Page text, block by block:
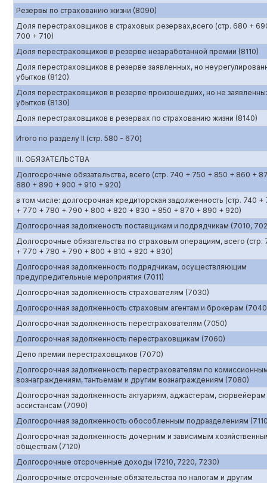
Резервы по страхованию жизни (8090)
Доля перестраховщиков в страховых резервах,всего (стр. 680 +
700 + 710)
Доля перестраховщиков в резерве незаработанной премии (8110)
Доля перестраховщиков в резерве заявленных, но
убытков (8120)
Доля перестраховщиков в резерве произошедших, но не
убытков (8130)
Доля перестраховщиков в резервах по страхованию жизни (8140)
Итого по разделу II (стр. 580 - 670)
III. ОБЯЗАТЕЛЬСТВА
Долгосрочные обязательства, всего (стр. 740 + 750 + 850 + 860 +
880 + 890 + 900 + 910 + 920)
в том числе: долгосрочная кредиторская задолженность (стр. 740 +
+ 770 + 780 + 790 + 800 + 820 + 830 + 850 + 870 + 890 + 920)
Долгосрочная задолженость поставщикам и подрядчикам (7010,
Долгосрочные обязательства по страховым операциям, всего (стр.
+ 770 + 780 + 790 + 800 + 810 + 820 + 830)
Долгосрочная задолженность подрядчикам, осуществляющим
предупредительные мероприятия (7011)
Долгосрочная задолженность страхователям (7030)
Долгосрочная задолженность страховым агентам и брокерам
Долгосрочная задолженность перестрахователям (7050)
Долгосрочная задолженность перестраховщикам (7060)
Депо премии перестраховщиков (7070)
Долгосрочная задолженность перестрахователям по
вознаграждениям, тантьемам и другим вознаграждениям (7080)
Долгосрочная задолженность актуариям, аджастерам, сюрвейерам
ассистансам (7090)
Долгосрочная задолженность обособленным подразделениям
Долгосрочная задолженность дочерним и зависимым
обществам (7120)
Долгосрочные отсроченные доходы (7210, 7220, 7230)
Долгосрочные отсроченные обязательства по налогам и другим